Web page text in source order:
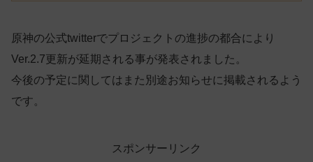
原神の公式twitterでプロジェクトの進捗の都合により
Ver.2.7更新が延期される事が発表されました。
今後の予定に関してはまた別途お知らせに掲載されるよう
です。
スポンサーリンク